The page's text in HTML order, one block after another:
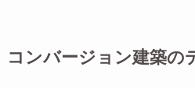
コンバージョン建築の